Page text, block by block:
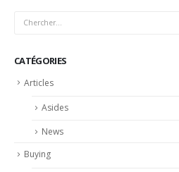
CATÉGORIES
Articles
Asides
News
Buying